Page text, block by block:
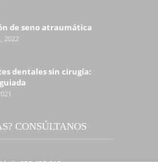
de seno atraumática
2022
dentales sin cirugía:
CONSÚLTANOS